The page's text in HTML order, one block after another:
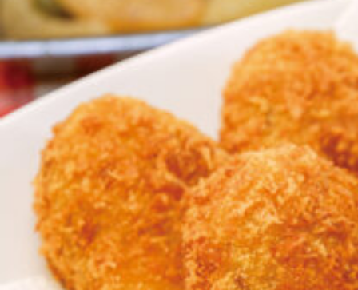
今月の京みやげ
京都の書店
CULTURE
すべて
関西で開催。
おすすめの展覧会